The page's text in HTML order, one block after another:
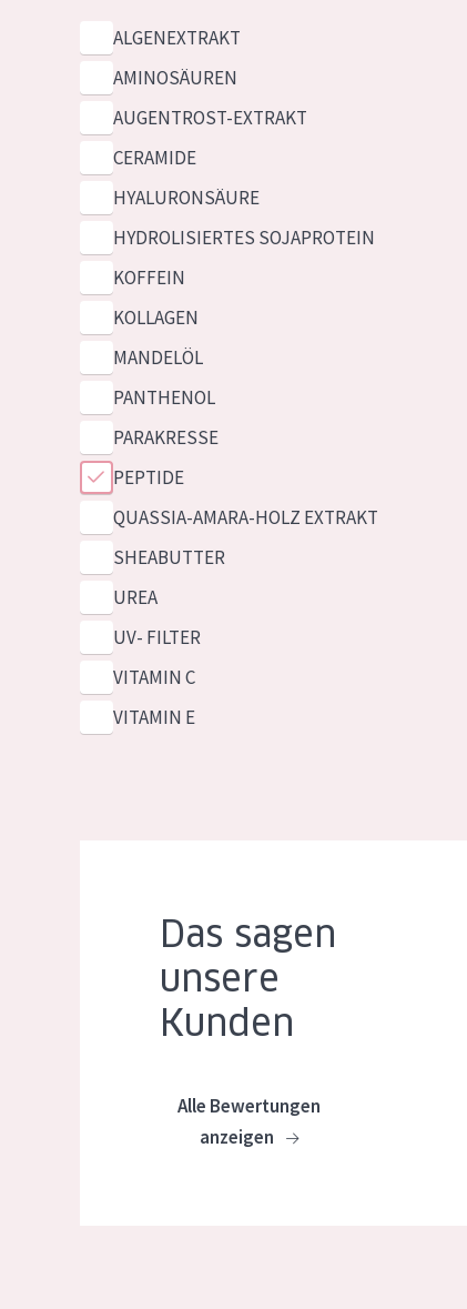
ALGENEXTRAKT
AMINOSÄUREN
AUGENTROST-EXTRAKT
CERAMIDE
HYALURONSÄURE
HYDROLISIERTES SOJAPROTEIN
KOFFEIN
KOLLAGEN
MANDELÖL
PANTHENOL
PARAKRESSE
PEPTIDE
QUASSIA-AMARA-HOLZ EXTRAKT
SHEABUTTER
UREA
UV- FILTER
VITAMIN C
VITAMIN E
Das sagen
unsere
Kunden
Alle Bewertungen
anzeigen